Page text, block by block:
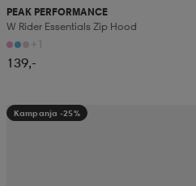
PEAK PERFORMANCE
W Rider Essentials Zip Hood
+1
139,-
Kampanja -25%